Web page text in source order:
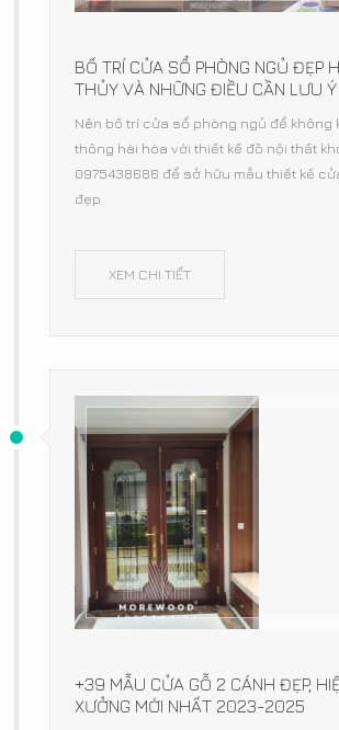
BỐ TRÍ CỬA SỔ PHÒNG NGỦ ĐẸP
THỦY VÀ NHỮNG ĐIỀU CẦN LƯU Ý
Nên bố trí cửa sổ phòng ngủ để không
thông hài hòa với thiết kế đồ nội thất
0975438686 để sở hữu mẫu thiết kế
đẹp
XEM CHI TIẾT
+39 MẪU CỬA GỖ 2 CÁNH ĐẸP,
XƯỞNG MỚI NHẤT 2023-2025